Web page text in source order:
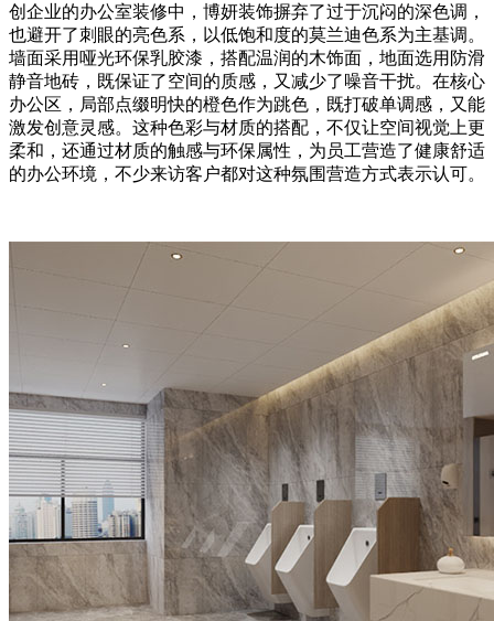
创企业的办公室装修中，博妍装饰摒弃了过于沉闷的深色调，
也避开了刺眼的亮色系，以低饱和度的莫兰迪色系为主基调。
墙面采用哑光环保乳胶漆，搭配温润的木饰面，地面选用防滑
静音地砖，既保证了空间的质感，又减少了噪音干扰。在核心
办公区，局部点缀明快的橙色作为跳色，既打破单调感，又能
激发创意灵感。这种色彩与材质的搭配，不仅让空间视觉上更
柔和，还通过材质的触感与环保属性，为员工营造了健康舒适
的办公环境，不少来访客户都对这种氛围营造方式表示认可。